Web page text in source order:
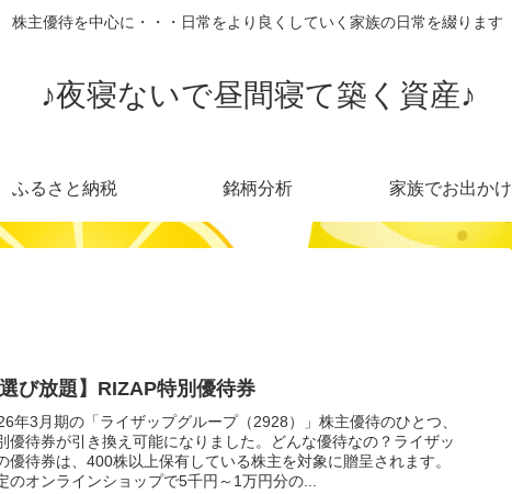
株主優待を中心に・・・日常をより良くしていく家族の日常を綴ります
♪夜寝ないで昼間寝て築く資産♪
ふるさと納税 銘柄分析 家族でお出かけ
選び放題】RIZAP特別優待券
年3月期の「ライザップグループ（2928）」株主優待のひとつ、
優待券が引き換え可能になりました。どんな優待なの？ライザッ
優待券は、400株以上保有している株主を対象に贈呈されます。
のオンラインショップで5千円～1万円分の...